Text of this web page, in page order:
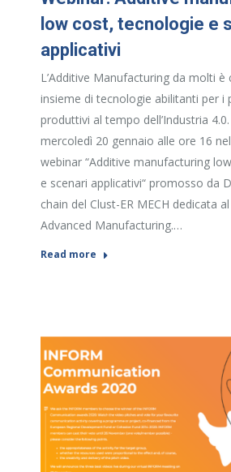
low cost, tecnologie e
applicativi
L’Additive Manufacturing da molti è
insieme di tecnologie abilitanti per i
produttivi al tempo dell’Industria
mercoledì 20 gennaio alle ore 16
webinar “Additive manufacturing
e scenari applicativi“ promosso da
chain del Clust-ER MECH dedicata
Advanced Manufacturing.…
Read more